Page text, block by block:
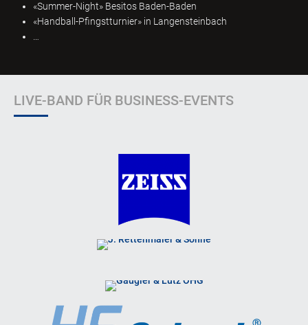
«Summer-Night» Besitos Baden-Baden
«Handball-Pfingstturnier» in Langensteinbach
LIVE-BAND FÜR BUSINESS-EVENTS